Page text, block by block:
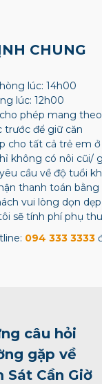
CHUNG
lúc: 14h00
lúc: 12h00
phép mang
trước để giữ căn
cho tất cả trẻ em
không có nôi cũi/
cầu về độ tuổi
thanh toán
vui lòng dọn
sẽ tính phí phụ
094 333 3333
câu hỏi
gặp về
Sát Cần Giờ